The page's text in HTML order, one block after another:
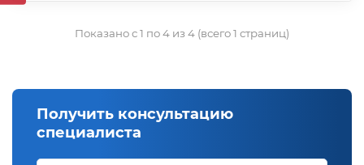
Показано с 1 по 4 из 4 (всего 1 страниц)
Получить консультацию
специалиста